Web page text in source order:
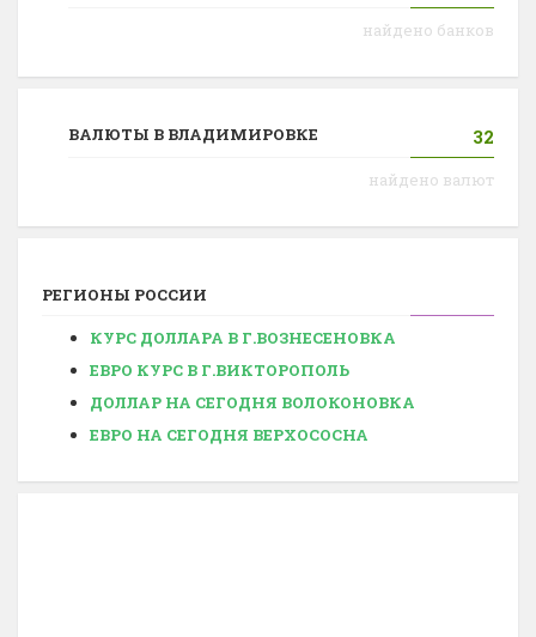
найдено банков
ВАЛЮТЫ В ВЛАДИМИРОВКЕ 32
найдено валют
РЕГИОНЫ РОССИИ
КУРС ДОЛЛАРА В Г.ВОЗНЕСЕНОВКА
ЕВРО КУРС В Г.ВИКТОРОПОЛЬ
ДОЛЛАР НА СЕГОДНЯ ВОЛОКОНОВКА
ЕВРО НА СЕГОДНЯ ВЕРХОСОСНА